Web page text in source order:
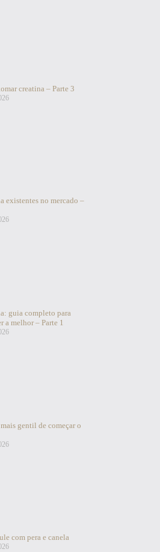
creatina – Parte 3
existentes no mercado –
guia completo para
a melhor – Parte 1
gentil de começar o
com pera e canela